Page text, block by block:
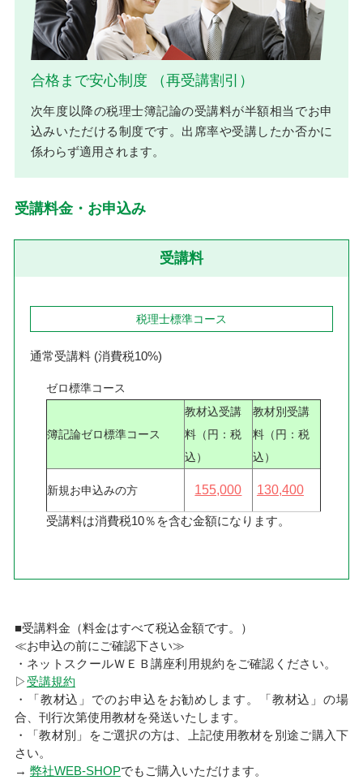
合格まで安心制度 （再受講割引）
次年度以降の税理士簿記論の受講料が半額相当でお申
込みいただける制度です。出席率や受講したか否かに
係わらず適用されます。
受講料金・お申込み
受講料
税理士標準コース
通常受講料 (消費税10%)
ゼロ標準コース
簿記論ゼロ標準コース
教材込受講
料（円：税
込）
教材別受講
料（円：税
込）
新規お申込みの方 155,000 130,400
受講料は消費税10％を含む金額になります。
■受講料金（料金はすべて税込金額です。）
≪お申込の前にご確認下さい≫
・ネットスクールＷＥＢ講座利用規約をご確認ください。
▷ 受講規約
・「教材込」でのお申込をお勧めします。「教材込」の場
合、刊行次第使用教材を発送いたします。
・「教材別」をご選択の方は、上記使用教材を別途ご購入下
さい。
→ 弊社WEB-SHOPでもご購入いただけます。